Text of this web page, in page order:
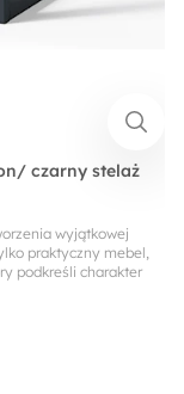
czarny stelaż
wyjątkowej
praktyczny mebel,
podkreśli charakter